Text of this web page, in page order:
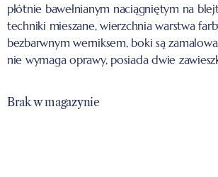
płótnie bawełnianym naciągniętym na
techniki mieszane, wierzchnia warstwa
bezbarwnym werniksem, boki są
nie wymaga oprawy, posiada dwie
Brak w magazynie